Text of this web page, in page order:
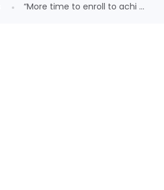
“More time to enroll to achi ...